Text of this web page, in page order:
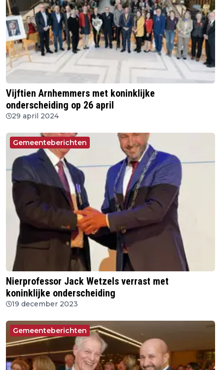
Vijftien Arnhemmers met koninklijke
onderscheiding op 26 april
29 april 2024
Gemeenteberichten
Nierprofessor Jack Wetzels verrast met
koninklijke onderscheiding
19 december 2023
Gemeenteberichten